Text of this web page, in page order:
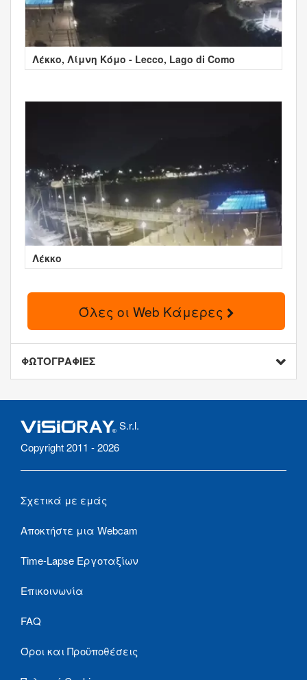
Λέκκο, Λίμνη Κόμο - Lecco, Lago di Como
Λέκκο
Όλες οι Web Κάμερες
ΦΩΤΟΓΡΑΦΙΕΣ
S.r.l.
Copyright 2011 - 2026
Σχετικά με εμάς
Αποκτήστε μια Webcam
Time-Lapse Εργοταξίων
Επικοινωνία
FAQ
Όροι και Προϋποθέσεις